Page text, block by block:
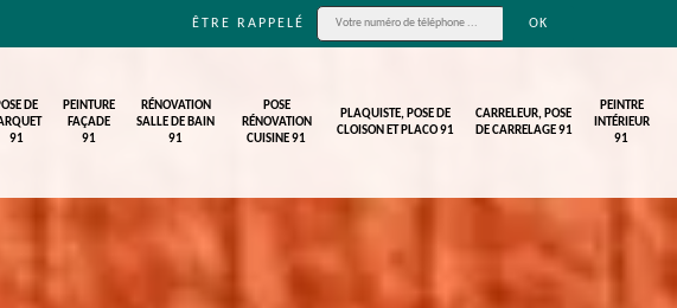
ÊTRE RAPPELÉ
DE
91
PEINTURE
FAÇADE
91
RÉNOVATION
SALLE DE BAIN
91
POSE
RÉNOVATION
CUISINE 91
PLAQUISTE, POSE DE
CLOISON ET PLACO 91
CARRELEUR, POSE
DE CARRELAGE 91
PEINTRE
INTÉRIEUR
91